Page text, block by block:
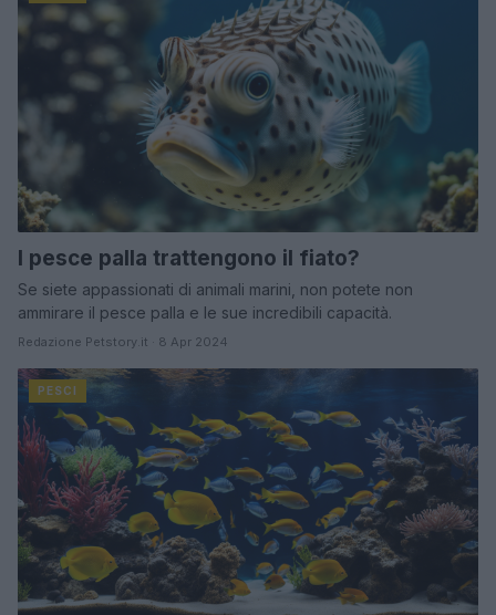
I pesce palla trattengono il fiato?
Se siete appassionati di animali marini, non potete non
ammirare il pesce palla e le sue incredibili capacità.
Redazione Petstory.it · 8 Apr 2024
PESCI